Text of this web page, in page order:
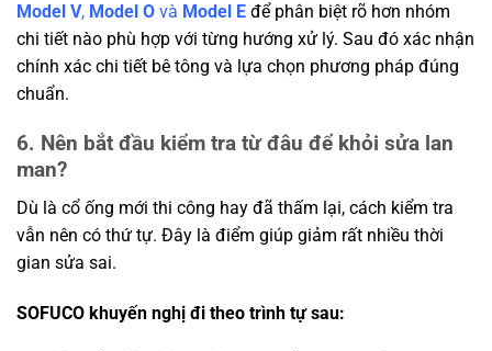
Model V, Model O và Model E để phân biệt rõ hơn nhóm
chi tiết nào phù hợp với từng hướng xử lý. Sau đó xác nhận
chính xác chi tiết bê tông và lựa chọn phương pháp đúng
chuẩn.
6. Nên bắt đầu kiểm tra từ đâu để khỏi sửa lan
man?
Dù là cổ ống mới thi công hay đã thấm lại, cách kiểm tra
vẫn nên có thứ tự. Đây là điểm giúp giảm rất nhiều thời
gian sửa sai.
SOFUCO khuyến nghị đi theo trình tự sau: